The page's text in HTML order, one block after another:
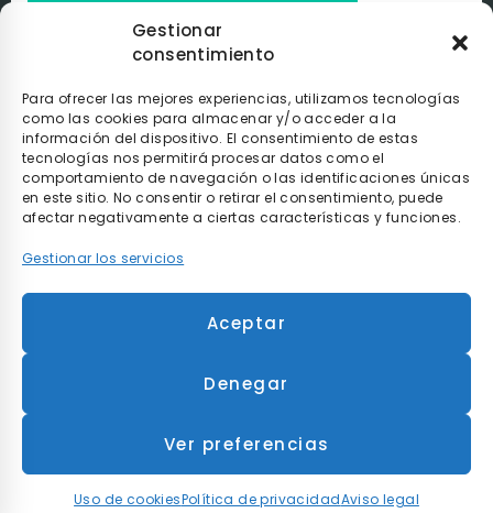
Gestionar
consentimiento
Para ofrecer las mejores experiencias, utilizamos tecnologías
como las cookies para almacenar y/o acceder a la
información del dispositivo. El consentimiento de estas
tecnologías nos permitirá procesar datos como el
comportamiento de navegación o las identificaciones únicas
en este sitio. No consentir o retirar el consentimiento, puede
afectar negativamente a ciertas características y funciones.
Gestionar los servicios
Aceptar
Denegar
Ver preferencias
Uso de cookiesPolítica de privacidadAviso legal
Paga a tu ritmo conseQura. Al comprar con nosotros
decides si pagarlo en el momento, después de recibir el
pedido o poco a poco.
* Envío gratis en compras superiores a 90€ y
entrega en 48h para envíos realizados dentro de
la península.
Política de privacidad
Condiciones Generales de Contratación